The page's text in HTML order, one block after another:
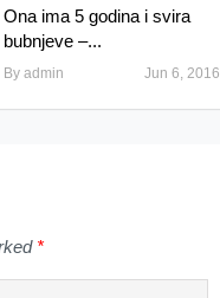
Ona ima 5 godina i svira
bubnjeve –...
By admin Jun 6, 2016
*